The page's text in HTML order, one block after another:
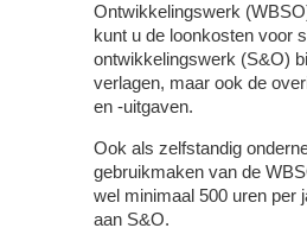
Ontwikkelingswerk
kunt u de loonkosten voor
ontwikkelingswerk (S&O)
verlagen, maar ook de
en -uitgaven.
Ook als zelfstandig
gebruikmaken van de
wel minimaal 500 uren per
aan S&O.